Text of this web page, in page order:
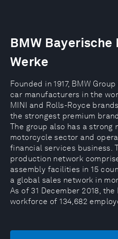
BMW Bayerische
Werke
Founded in 1917, BMW
car manufacturers in the
MINI and Rolls-Royce
the strongest premium
The group also has a strong
motorcycle sector and
financial services business.
production network
assembly facilities in 15
a global sales network in
As of 31 December 2018,
workforce of 134,682